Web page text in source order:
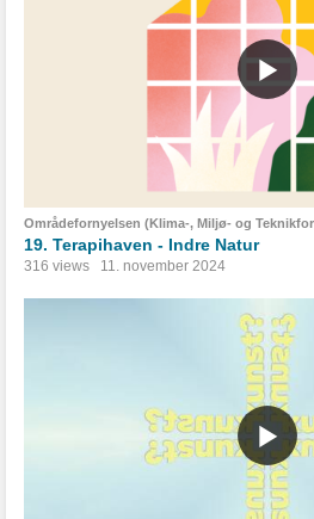
Områdefornyelsen (Klima-, Miljø- og
19. Terapihaven - Indre Natur
316 views 11. november 2024